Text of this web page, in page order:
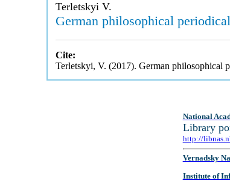
Terletskyi V.
German philosophical
Cite:
Terletskyi, V. (2017). German philosophical
National
Library
http://
Vernadsky
Institute of